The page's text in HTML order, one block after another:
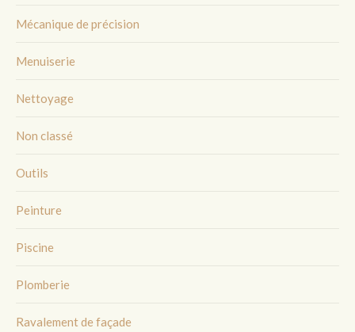
Mécanique de précision
Menuiserie
Nettoyage
Non classé
Outils
Peinture
Piscine
Plomberie
Ravalement de façade